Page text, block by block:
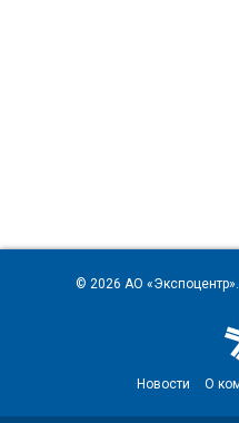
© 2026 АО «Экспоцентр»
Новости О